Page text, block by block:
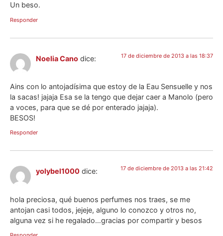
Un beso.
Responder
Noelia Cano dice: 17 de diciembre de 2013 a las 18:37
Ains con lo antojadísima que estoy de la Eau Sensuelle y nos
la sacas! jajaja Esa se la tengo que dejar caer a Manolo (pero
a voces, para que se dé por enterado jajaja).
BESOS!
Responder
yolybel1000 dice: 17 de diciembre de 2013 a las 21:42
hola preciosa, qué buenos perfumes nos traes, se me
antojan casi todos, jejeje, alguno lo conozco y otros no,
alguna vez si he regalado…gracias por compartir y besos